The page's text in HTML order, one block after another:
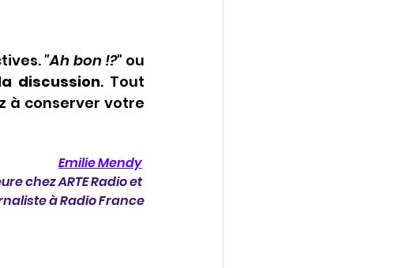
"Ah bon !?"
discussion. Tout
à conserver votre
Emilie Mendy
chez ARTE Radio et
à Radio France